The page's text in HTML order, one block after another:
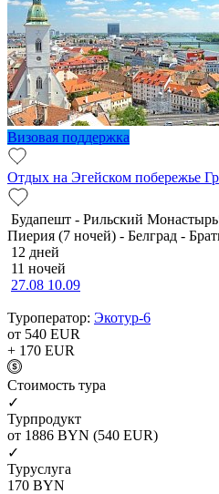
Визовая поддержка
Отдых на Эгейском побережье
Будапешт - Рильский
Пиерия (7 ночей) - Белград -
12 дней
11 ночей
27.08 10.09
Туроператор: Экотур-6
от 540 EUR
+ 170 EUR
Cтоимость тура
✓
Турпродукт
от 1886 BYN (540 EUR)
✓
Туруслуга
170 BYN